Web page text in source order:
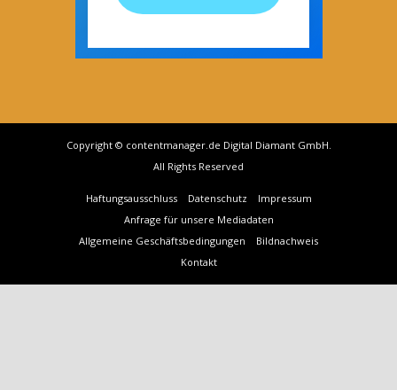
Copyright © contentmanager.de Digital Diamant GmbH.
All Rights Reserved
Haftungsausschluss Datenschutz
Impressum
Anfrage für unsere Mediadaten
Allgemeine Geschäftsbedingungen
Bildnachweis
Kontakt